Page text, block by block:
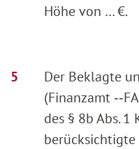
Höhe von … €.
Der Beklagte
(Finanzamt
des § 8b Abs. 1